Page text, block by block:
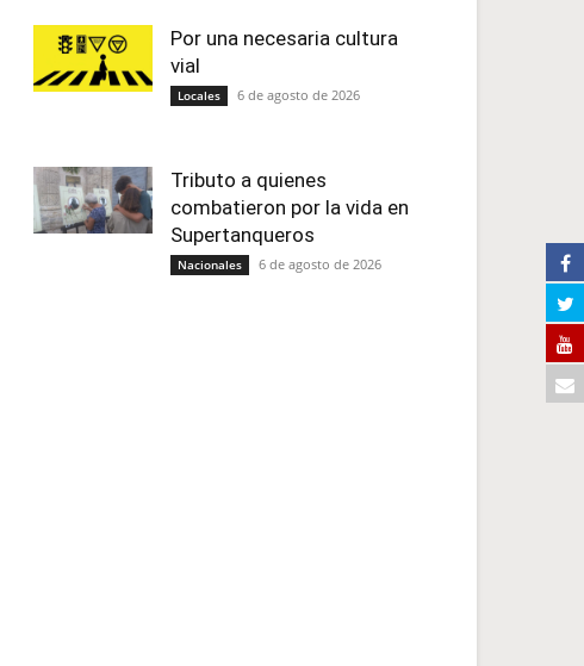
Por una necesaria cultura
vial
Locales 6 de agosto de 2026
Tributo a quienes
combatieron por la vida en
Supertanqueros
Nacionales 6 de agosto de 2026